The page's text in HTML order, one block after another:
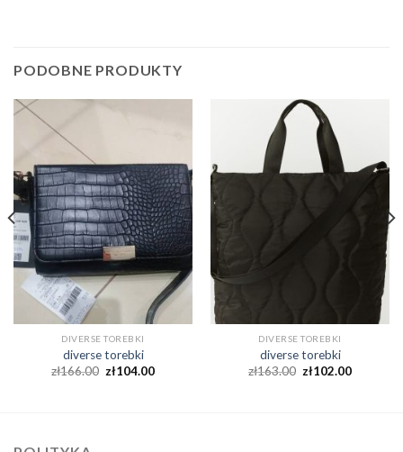
PODOBNE PRODUKTY
DIVERSE TOREBKI
diverse torebki
zł166.00 zł104.00
DIVERSE TOREBKI
diverse torebki
zł163.00 zł102.00